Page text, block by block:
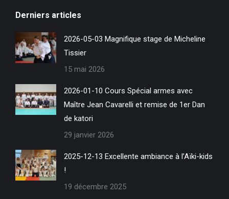
Facebook
s'ouvre
dans
une
fenêtre
Site
Web
s'ouvre
dans
nouvelle
fenêtre
Derniers articles
2026-05-03 Magnifique stage de Micheline
Tissier
15 mai 2026
2026-01-10 Cours Spécial armes avec
Maître Jean Cavarelli et remise de 1er Dan
de katori
29 janvier 2026
2025-12-13 Excellente ambiance à l’Aïki-kids
!
19 décembre 2025